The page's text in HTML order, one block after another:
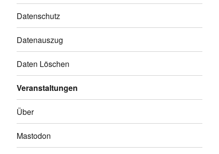
Datenschutz
Datenauszug
Daten Löschen
Veranstaltungen
Über
Mastodon